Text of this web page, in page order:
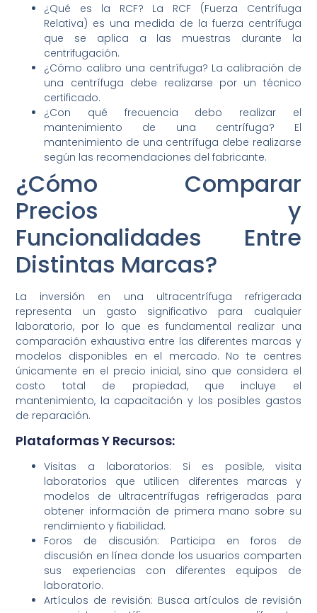
¿Qué es la RCF? La RCF (Fuerza Centrífuga
Relativa) es una medida de la fuerza centrífuga
que se aplica a las muestras durante la
centrifugación.
¿Cómo calibro una centrífuga? La calibración de
una centrífuga debe realizarse por un técnico
certificado.
¿Con qué frecuencia debo realizar el
mantenimiento de una centrífuga? El
mantenimiento de una centrífuga debe realizarse
según las recomendaciones del fabricante.
¿Cómo Comparar
Precios y
Funcionalidades Entre
Distintas Marcas?
La inversión en una ultracentrífuga refrigerada
representa un gasto significativo para cualquier
laboratorio, por lo que es fundamental realizar una
comparación exhaustiva entre las diferentes marcas y
modelos disponibles en el mercado. No te centres
únicamente en el precio inicial, sino que considera el
costo total de propiedad, que incluye el
mantenimiento, la capacitación y los posibles gastos
de reparación.
Plataformas Y Recursos:
Visitas a laboratorios: Si es posible, visita
laboratorios que utilicen diferentes marcas y
modelos de ultracentrífugas refrigeradas para
obtener información de primera mano sobre su
rendimiento y fiabilidad.
Foros de discusión: Participa en foros de
discusión en línea donde los usuarios comparten
sus experiencias con diferentes equipos de
laboratorio.
Artículos de revisión: Busca artículos de revisión